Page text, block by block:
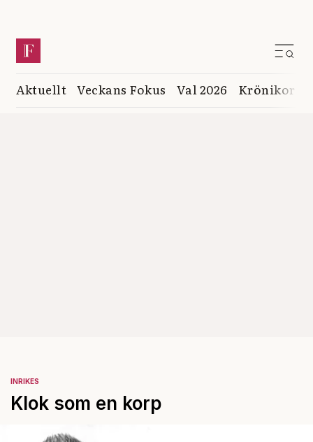
Aktuellt Veckans Fokus Val 2026 Krönikor
INRIKES
Klok som en korp